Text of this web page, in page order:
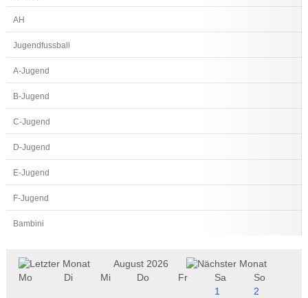
AH
Jugendfussball
A-Jugend
B-Jugend
C-Jugend
D-Jugend
E-Jugend
F-Jugend
Bambini
August 2026
Mo
Di Mi Do Fr Sa
So
1
2